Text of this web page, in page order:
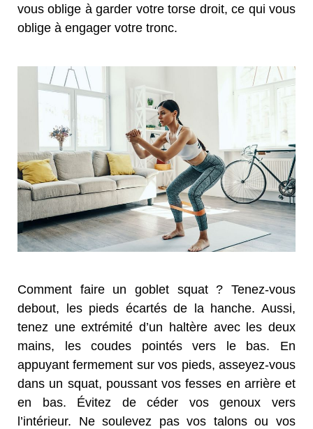
vous oblige à garder votre torse droit, ce qui vous
oblige à engager votre tronc.
Comment faire un goblet squat ? Tenez-vous
debout, les pieds écartés de la hanche. Aussi,
tenez une extrémité d’un haltère avec les deux
mains, les coudes pointés vers le bas. En
appuyant fermement sur vos pieds, asseyez-vous
dans un squat, poussant vos fesses en arrière et
en bas. Évitez de céder vos genoux vers
l’intérieur. Ne soulevez pas vos talons ou vos